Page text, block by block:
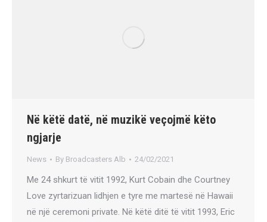
Në këtë datë, në muzikë veçojmë këto
ngjarje
News By Broadcasters Alb 24/02/2021
Me 24 shkurt të vitit 1992, Kurt Cobain dhe Courtney
Love zyrtarizuan lidhjen e tyre me martesë në Hawaii
në një ceremoni private. Në këtë ditë të vitit 1993, Eric